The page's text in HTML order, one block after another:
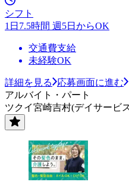
シフト
1日7.5時間 週5日からOK
交通費支給
未経験OK
詳細を見る
応募画面に進む
アルバイト・パート
ツクイ宮崎吉村(デイサービ